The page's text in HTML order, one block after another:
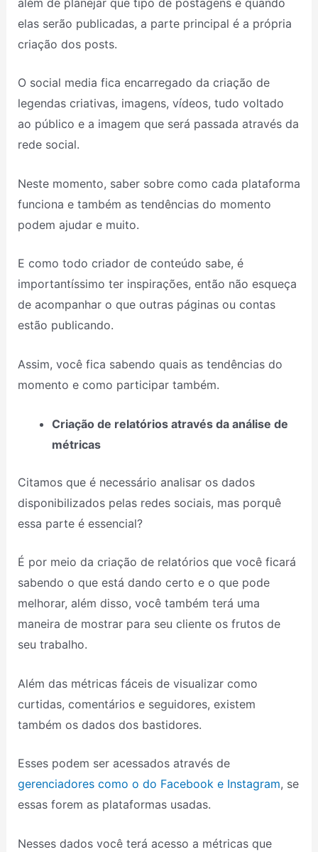
elas serão publicadas, a parte principal é a própria
criação dos posts.
O social media fica encarregado da criação de
legendas criativas, imagens, vídeos, tudo voltado
ao público e a imagem que será passada através da
rede social.
Neste momento, saber sobre como cada plataforma
funciona e também as tendências do momento
podem ajudar e muito.
E como todo criador de conteúdo sabe, é
importantíssimo ter inspirações, então não esqueça
de acompanhar o que outras páginas ou contas
estão publicando.
Assim, você fica sabendo quais as tendências do
momento e como participar também.
Criação de relatórios através da análise de
métricas
Citamos que é necessário analisar os dados
disponibilizados pelas redes sociais, mas porquê
essa parte é essencial?
É por meio da criação de relatórios que você ficará
sabendo o que está dando certo e o que pode
melhorar, além disso, você também terá uma
maneira de mostrar para seu cliente os frutos de
seu trabalho.
Além das métricas fáceis de visualizar como
curtidas, comentários e seguidores, existem
também os dados dos bastidores.
Esses podem ser acessados através de
gerenciadores como o do Facebook e Instagram, se
essas forem as plataformas usadas.
Nesses dados você terá acesso a métricas que